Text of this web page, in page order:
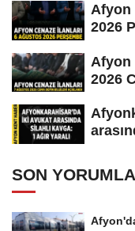
Afyon
2026
Afyon
2026
SON